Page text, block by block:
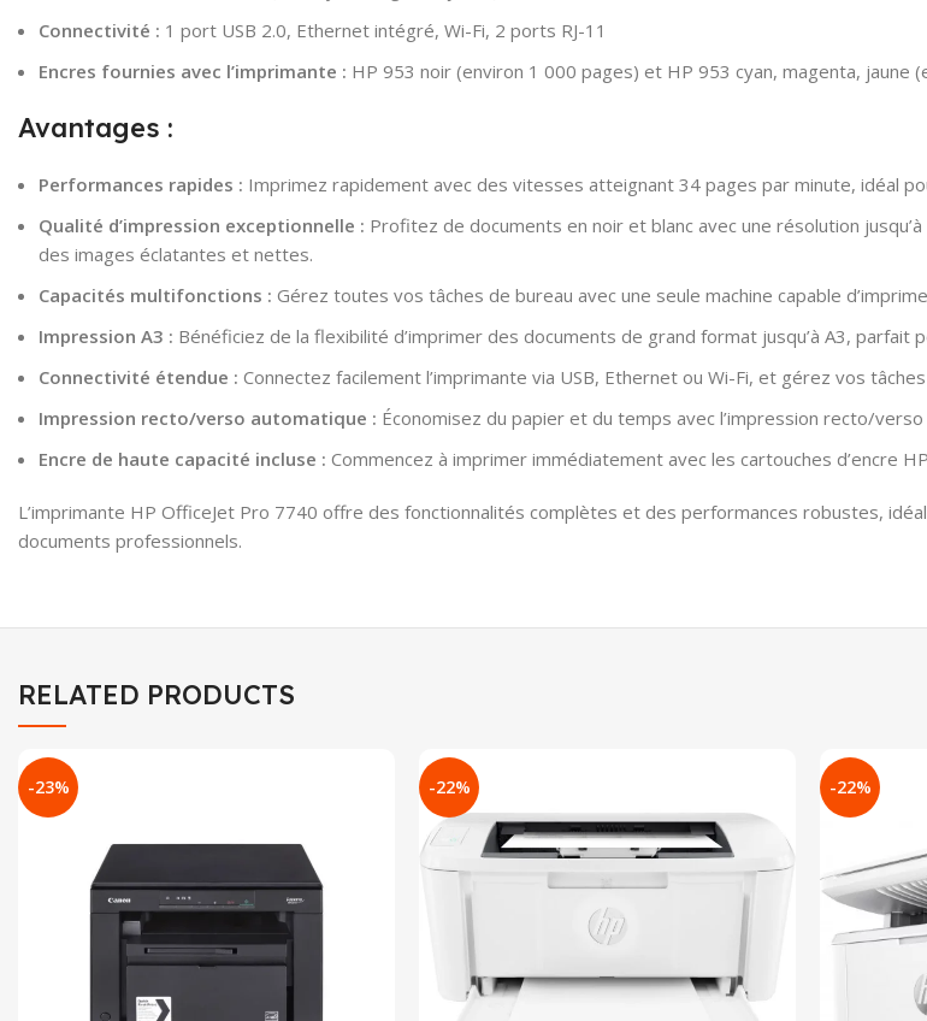
Connectivité : 1 port USB 2.0, Ethernet intégré, Wi-Fi, 2 ports RJ-11
Encres fournies avec l’imprimante : HP 953 noir (environ 1 000 pages) et HP 953 cyan, magenta, jaune
Avantages :
Performances rapides : Imprimez rapidement avec des vitesses atteignant 34 pages par minute, idéal
Qualité d’impression exceptionnelle : Profitez de documents en noir et blanc avec une résolution
des images éclatantes et nettes.
Capacités multifonctions : Gérez toutes vos tâches de bureau avec une seule machine capable
Impression A3 : Bénéficiez de la flexibilité d’imprimer des documents de grand format jusqu’à A3, parfait
Connectivité étendue : Connectez facilement l’imprimante via USB, Ethernet ou Wi-Fi, et gérez vos
Impression recto/verso automatique : Économisez du papier et du temps avec l’impression recto/
Encre de haute capacité incluse : Commencez à imprimer immédiatement avec les cartouches d’encre
L’imprimante HP OfficeJet Pro 7740 offre des fonctionnalités complètes et des performances robustes,
documents professionnels.
RELATED PRODUCTS
-23% -22% -22%